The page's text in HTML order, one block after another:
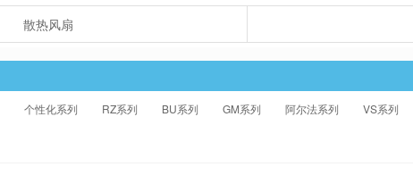
散热风扇
个性化系列 RZ系列 BU系列 GM系列 阿尔法系列 VS系列